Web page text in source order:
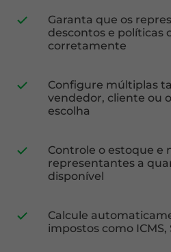
Garanta que os
descontos e políticas
corretamente
Configure múltiplas
vendedor, cliente ou
escolha
Controle o estoque e
representantes a
disponível
Calcule
impostos como ICMS,